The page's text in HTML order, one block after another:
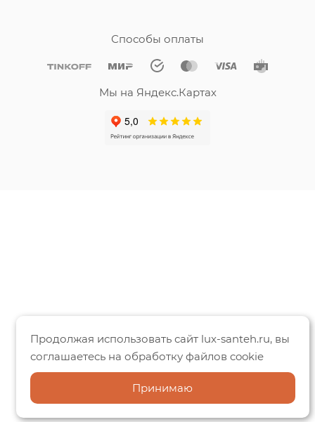
Способы оплаты
Мы на Яндекс.Картах
Продолжая использовать сайт lux-santeh.ru, вы
соглашаетесь на обработку файлов cookie
Принимаю